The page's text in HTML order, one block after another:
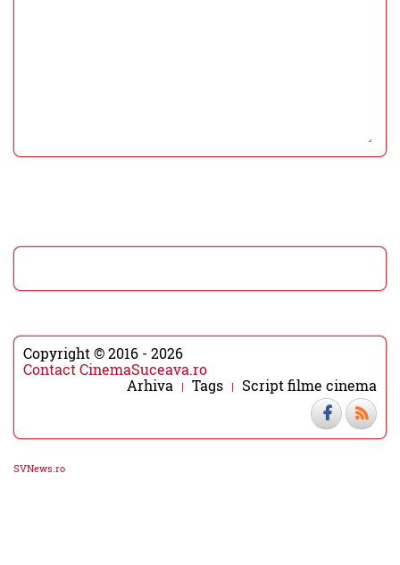
Copyright © 2016 - 2026
Contact CinemaSuceava.ro
Arhiva
Tags Script filme cinema
SVNews.ro